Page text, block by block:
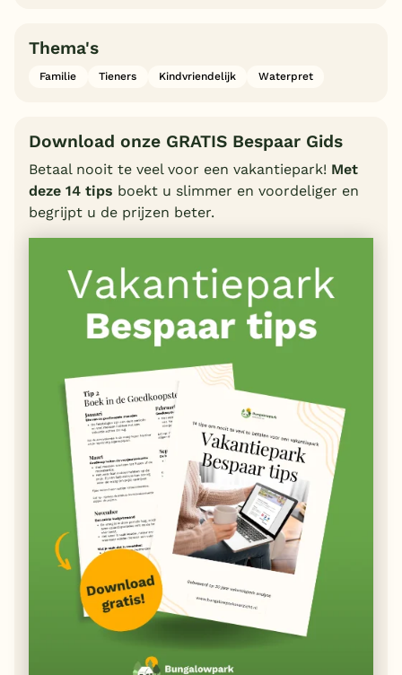
Thema's
Familie Tieners Kindvriendelijk Waterpret
Download onze GRATIS Bespaar Gids
Betaal nooit te veel voor een vakantiepark! Met
deze 14 tips boekt u slimmer en voordeliger en
begrijpt u de prijzen beter.